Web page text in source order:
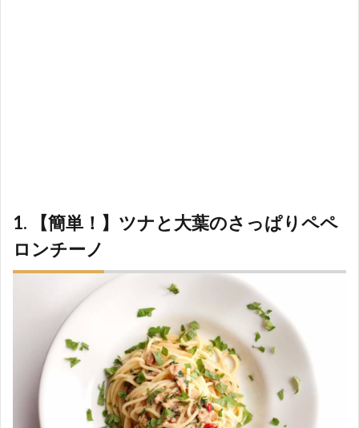
1. 【簡単！】ツナと大葉のさっぱりペペ
ロンチーノ